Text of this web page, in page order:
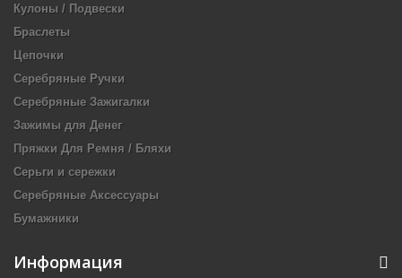
Кулоны / Подвески
Браслеты
Цепочки
Серебряные Ручки
Серебряные Зажигалки
Зажимы для Денег
Пряжки Для Ремня / Бляхи
Серьги и сережки
Серебряные Аксессуары
Бумажники
Информация